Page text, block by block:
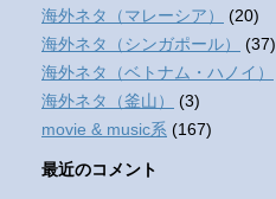
海外ネタ（マレーシア）
(20)
海外ネタ（シンガポール）
(37)
海外ネタ（ベトナム・ハノイ）
海外ネタ（釜山）
(3)
movie & music系 (167)
最近のコメント